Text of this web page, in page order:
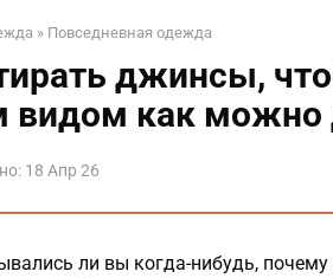
» Повседневная одежда
джинсы,
видом как
18 Апр 26
ли вы когда-нибудь,